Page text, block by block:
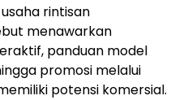
rintisan
menawarkan
panduan model
promosi melalui
potensi komersial.